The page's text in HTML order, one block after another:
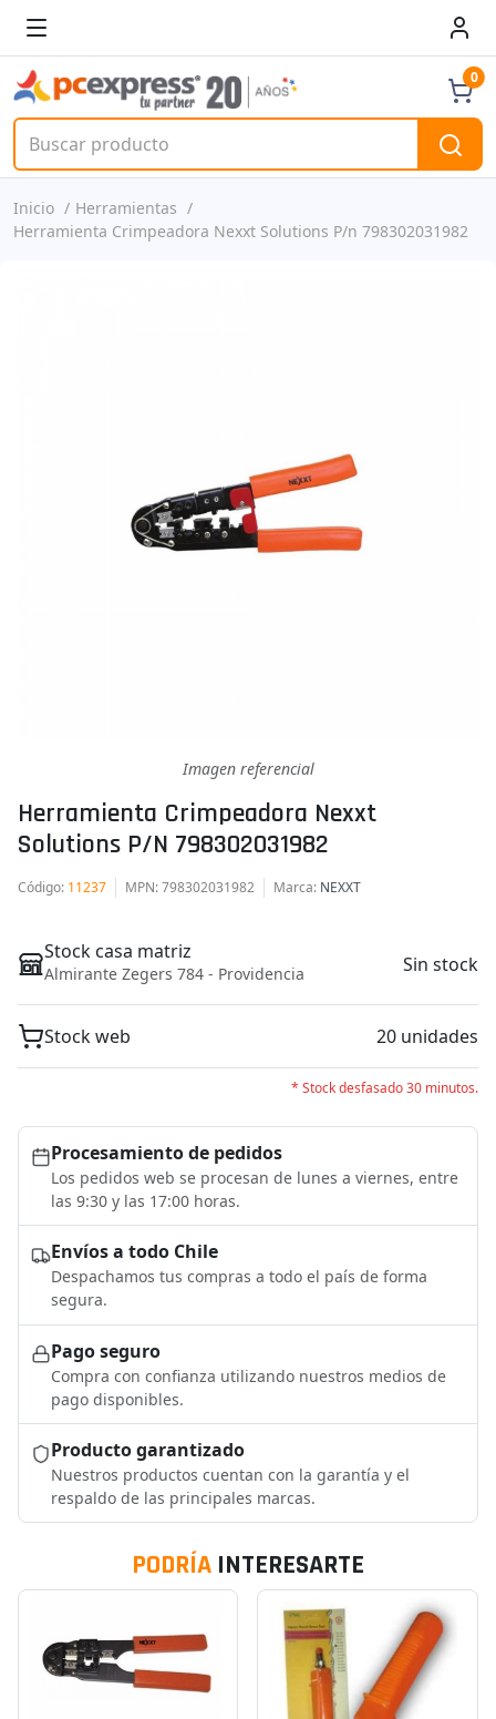
0
Inicio
Herramientas
Herramienta Crimpeadora Nexxt Solutions P/n 798302031982
Imagen referencial
Herramienta Crimpeadora Nexxt
Solutions P/n 798302031982
Código: 11237 MPN: 798302031982 Marca: NEXXT
Stock casa matriz
Almirante Zegers 784 - Providencia Sin stock
Stock web 20 unidades
* Stock desfasado 30 minutos.
Procesamiento de pedidos
Los pedidos web se procesan de lunes a viernes, entre
las 9:30 y las 17:00 horas.
Envíos a todo Chile
Despachamos tus compras a todo el país de forma
segura.
Pago seguro
Compra con confianza utilizando nuestros medios de
pago disponibles.
Producto garantizado
Nuestros productos cuentan con la garantía y el
respaldo de las principales marcas.
PODRÍA INTERESARTE